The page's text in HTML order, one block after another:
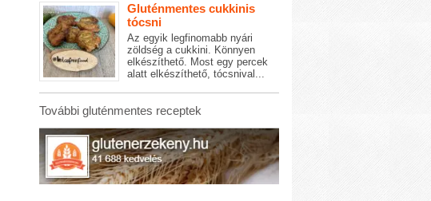
Gluténmentes cukkinis
tócsni
Az egyik legfinomabb nyári
zöldség a cukkini. Könnyen
elkészíthető. Most egy percek
alatt elkészíthető, tócsnival...
További gluténmentes receptek